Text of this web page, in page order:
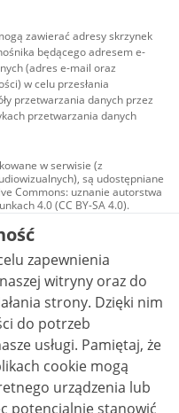
zawierać adresy skrzynek
będącego adresem e-
(adres e-mail oraz
w celu przesłania
przetwarzania danych przez
przetwarzania danych
w serwisie (z
są udostępniane
Commons: uznanie autorstwa
4.0 (CC BY-SA 4.0).
w tym zdjęcia, materiały
na licencji typu
autorstwa użycie
zależnych 4.0 (CC BY-
to stwierdzone inaczej.
zapewnienia
witryny oraz do
Dzięki nim
do potrzeb
Pamiętaj, że
cookie mogą
urządzenia lub
potencjalnie stanowić